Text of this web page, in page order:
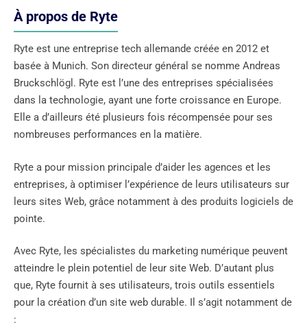
À propos de Ryte
Ryte est une entreprise tech allemande créée en 2012 et
basée à Munich. Son directeur général se nomme Andreas
Bruckschlögl. Ryte est l’une des entreprises spécialisées
dans la technologie, ayant une forte croissance en Europe.
Elle a d’ailleurs été plusieurs fois récompensée pour ses
nombreuses performances en la matière.
Ryte a pour mission principale d’aider les agences et les
entreprises, à optimiser l’expérience de leurs utilisateurs sur
leurs sites Web, grâce notamment à des produits logiciels de
pointe.
Avec Ryte, les spécialistes du marketing numérique peuvent
atteindre le plein potentiel de leur site Web. D’autant plus
que, Ryte fournit à ses utilisateurs, trois outils essentiels
pour la création d’un site web durable. Il s’agit notamment de
: